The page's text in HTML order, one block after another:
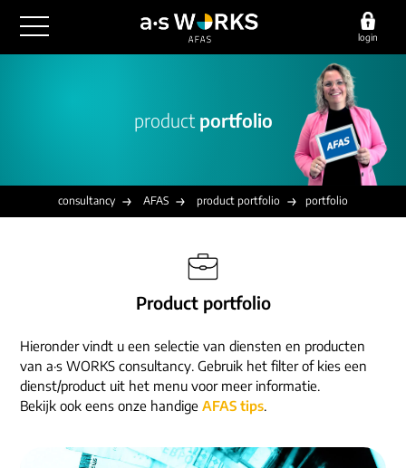
login
financiële administratie
juridische zaken
detachering
finance
implementatie
functioneel beheer
overige diensten
werving & selectie
outsourcing
detachering
consultancy
werken bij
onze experts
ons dna
contact
vestigingen
social media
product portfolio
consultancy AFAS product portfolio portfolio
Product portfolio
Hieronder vindt u een selectie van diensten en producten
van a·s WORKS consultancy. Gebruik het filter of kies een
dienst/product uit het menu voor meer informatie.
Bekijk ook eens onze handige AFAS tips.